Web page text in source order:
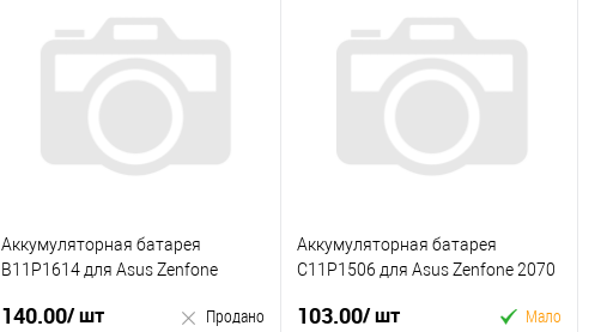
Аккумуляторная батарея
B11P1614 для Asus Zenfone
140.00/ шт Продано
Аккумуляторная батарея
C11P1506 для Asus Zenfone 2070
103.00/ шт Мало